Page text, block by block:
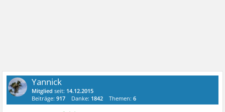
Yannick
Mitglied seit: 14.12.2015
Beiträge:917 Danke: 1842 Themen:6